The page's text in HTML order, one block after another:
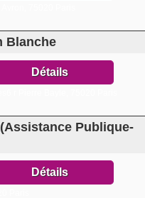
Blanche
Détails
Publique-
Détails